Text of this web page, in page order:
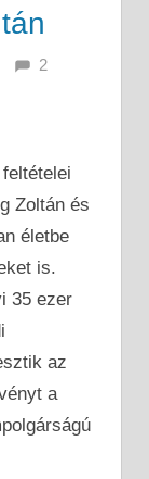
2
Zoltán és
életbe
is.
35 ezer
az
a